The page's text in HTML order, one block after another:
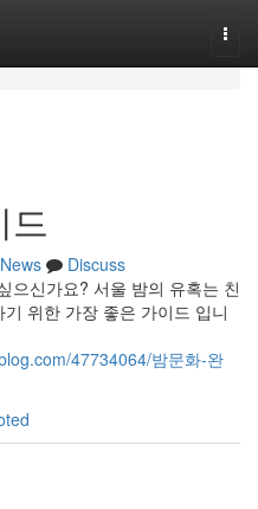
드
News
Discuss
으신가요? 서울 밤의 유혹는 친
위한 가장 좋은 가이드 입니
47734064/밤문화-완